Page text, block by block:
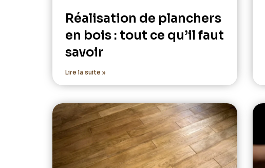
Réalisation de planchers
en bois : tout ce qu’il faut
savoir
Lire la suite »